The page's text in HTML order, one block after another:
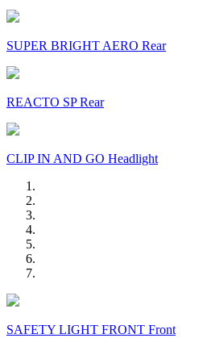
SUPER BRIGHT AERO Rear
REACTO SP Rear
CLIP IN AND GO Headlight
SAFETY LIGHT FRONT Front